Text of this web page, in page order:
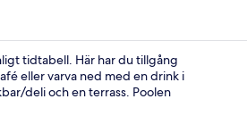
tidtabell. Här har du tillgång
eller varva ned med en drink i
deli och en terrass. Poolen